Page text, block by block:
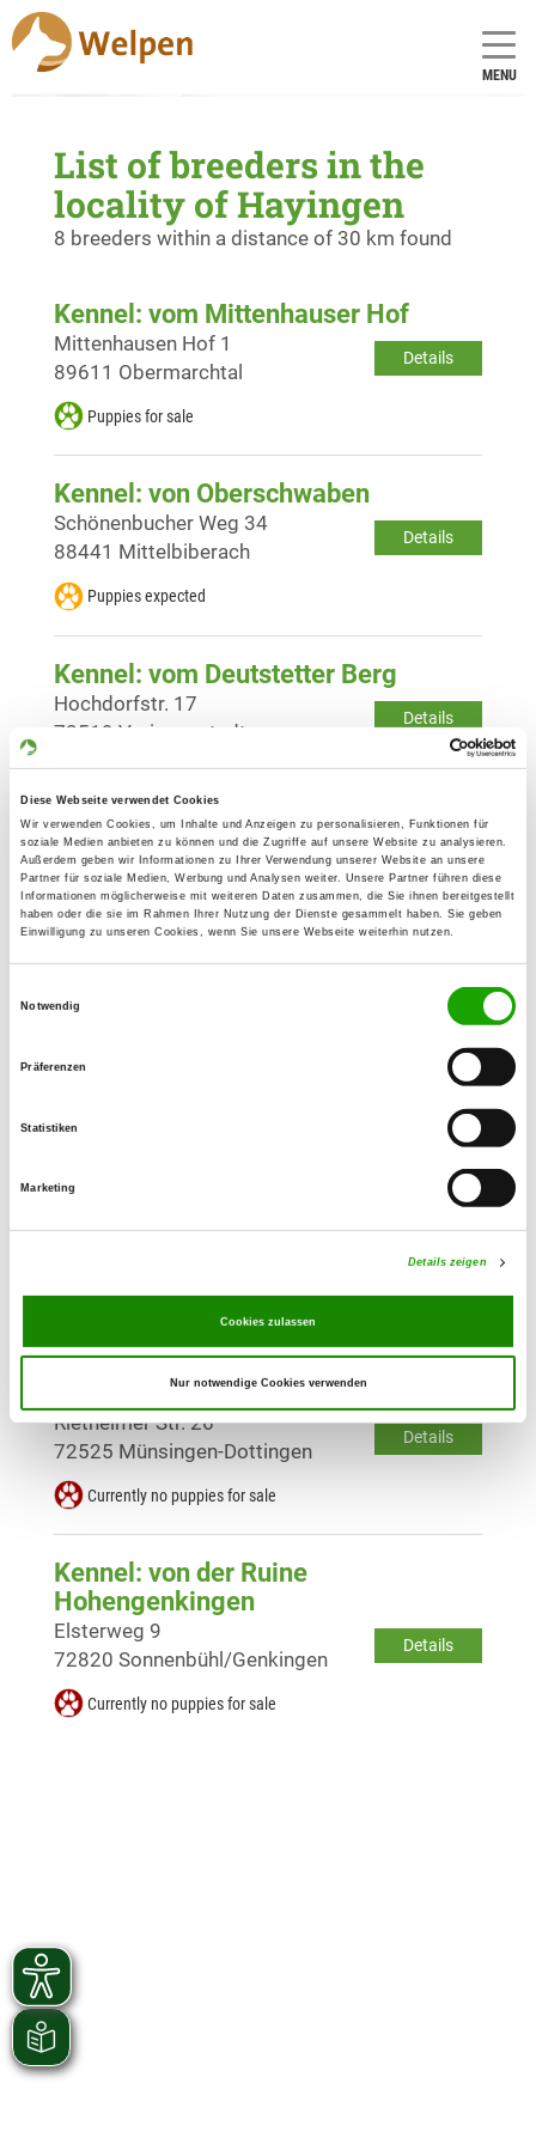
Diese Webseite verwendet Cookies
Wir verwenden Cookies, um Inhalte und Anzeigen zu personalisieren, Funktionen für
soziale Medien anbieten zu können und die Zugriffe auf unsere Website zu analysieren.
Außerdem geben wir Informationen zu Ihrer Verwendung unserer Website an unsere
Partner für soziale Medien, Werbung und Analysen weiter. Unsere Partner führen diese
Informationen möglicherweise mit weiteren Daten zusammen, die Sie ihnen bereitgestellt
haben oder die sie im Rahmen Ihrer Nutzung der Dienste gesammelt haben. Sie geben
Einwilligung zu unseren Cookies, wenn Sie unsere Webseite weiterhin nutzen.
Notwendig
Präferenzen
Statistiken
Marketing
Details zeigen
Cookies zulassen
Nur notwendige Cookies verwenden
MENU
List of breeders in the
locality of Hayingen
8 breeders within a distance of 30 km found
Kennel: vom Mittenhauser Hof
Details
Mittenhausen Hof 1
89611 Obermarchtal
Puppies for sale
Kennel: von Oberschwaben
Details
Schönenbucher Weg 34
88441 Mittelbiberach
Puppies expected
Kennel: vom Deutstetter Berg
Details
Hochdorfstr. 17
72519 Veringenstadt
Puppies expected
Kennel: vom Freudental
Details
Goethestr. 10
88422 Oggelshausen
Details
Am Hang 10
Details
Currently no puppies for sale
Kennel: von MaKeRa
Details
Rietheimer Str. 26
72525 Münsingen-Dottingen
Currently no puppies for sale
Kennel: von der Ruine
Hohengenkingen
Details
Elsterweg 9
72820 Sonnenbühl/Genkingen
Currently no puppies for sale